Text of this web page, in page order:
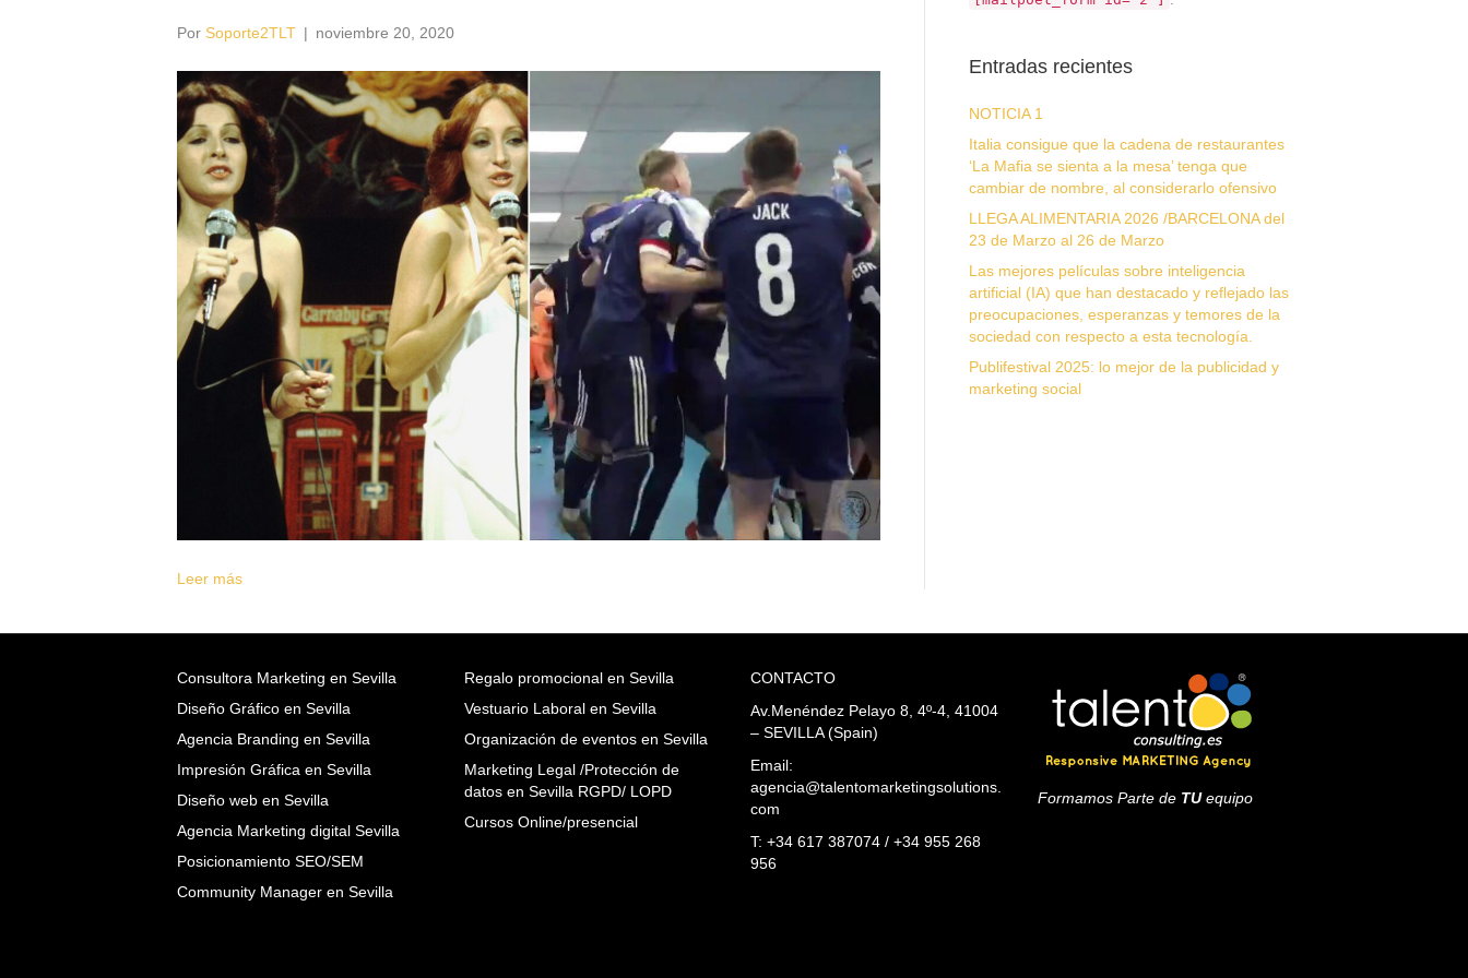
Por Soporte2TLT | noviembre 20, 2020
Leer más
Entradas recientes
NOTICIA 1
Italia consigue que la cadena de restaurantes
‘La Mafia se sienta a la mesa’ tenga que
cambiar de nombre, al considerarlo ofensivo
LLEGA ALIMENTARIA 2026 /BARCELONA del
23 de Marzo al 26 de Marzo
Las mejores películas sobre inteligencia
artificial (IA) que han destacado y reflejado las
preocupaciones, esperanzas y temores de la
sociedad con respecto a esta tecnología.
Publifestival 2025: lo mejor de la publicidad y
marketing social
Consultora Marketing en Sevilla
Diseño Gráfico en Sevilla
Agencia Branding en Sevilla
Impresión Gráfica en Sevilla
Diseño web en Sevilla
Agencia Marketing digital Sevilla
Posicionamiento SEO/SEM
Community Manager en Sevilla
Regalo promocional en Sevilla
Vestuario Laboral en Sevilla
Organización de eventos en Sevilla
Marketing Legal /Protección de
datos en Sevilla RGPD/ LOPD
Cursos Online/presencial
CONTACTO
Av.Menéndez Pelayo 8, 4º-4, 41004
– SEVILLA (Spain)
Email:
agencia@talentomarketingsolutions.
com
T: +34 617 387074 / +34 955 268
956
Formamos Parte de TUequipo